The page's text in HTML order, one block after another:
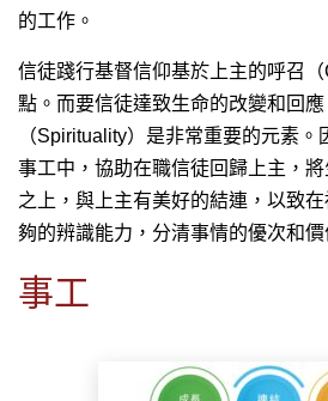
的工作。
信徒踐行基督信仰基於上主的呼召
點。而要信徒達致生命的改變和回
（Spirituality）是非常重要的元素
事工中，協助在職信徒回歸上主，
之上，與上主有美好的結連，以致
夠的辨識能力，分清事情的優次和價
事工